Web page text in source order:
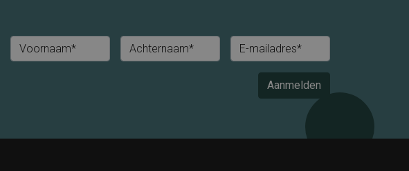
Voornaam* Achternaam* E-mailadres*
Aanmelden